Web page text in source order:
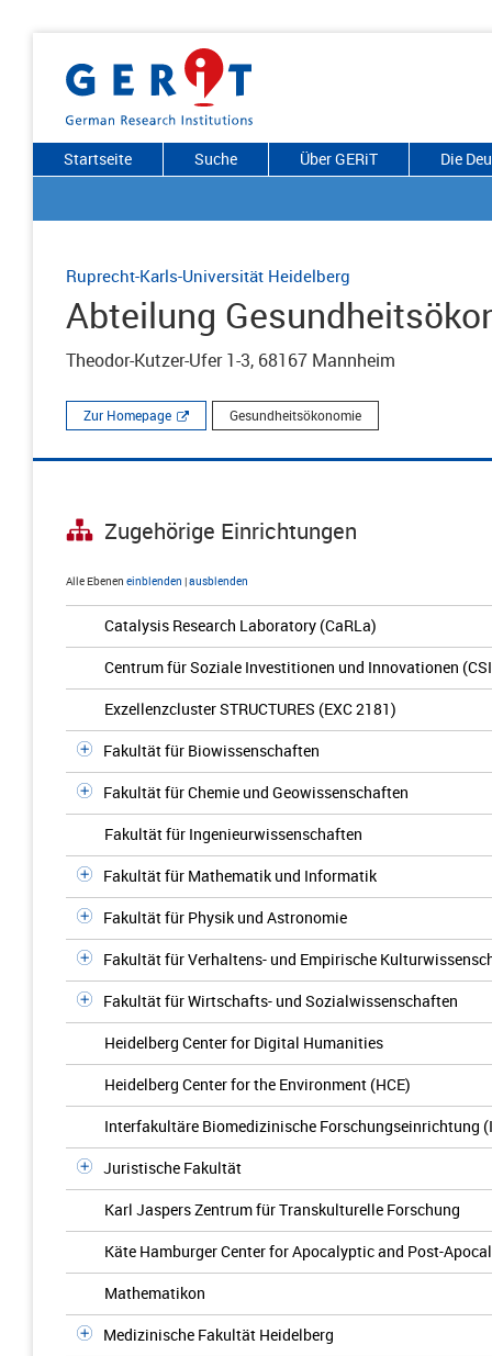
Startseite Suche Über GERiT Die
Ruprecht-Karls-Universität Heidelberg
Abteilung
Theodor-Kutzer-Ufer 1-3, 68167 Mannheim
Zur Homepage Gesundheitsökonomie
Zugehörige Einrichtungen
Alle Ebenen einblenden |ausblenden
Catalysis Research Laboratory (CaRLa)
Centrum für Soziale Investitionen und Innovationen
Exzellenzcluster STRUCTURES (EXC 2181)
Fakultät für Biowissenschaften
Fakultät für Chemie und Geowissenschaften
Fakultät für Ingenieurwissenschaften
Fakultät für Mathematik und Informatik
Fakultät für Physik und Astronomie
Fakultät für Verhaltens- und Empirische
Fakultät für Wirtschafts- und Sozialwissenschaften
Heidelberg Center for Digital Humanities
Heidelberg Center for the Environment (HCE)
Interfakultäre Biomedizinische Forschungseinrichtung
Juristische Fakultät
Karl Jaspers Zentrum für Transkulturelle Forschung
Käte Hamburger Center for Apocalyptic and Post-
Mathematikon
Medizinische Fakultät Heidelberg